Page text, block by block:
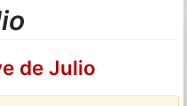
de Julio